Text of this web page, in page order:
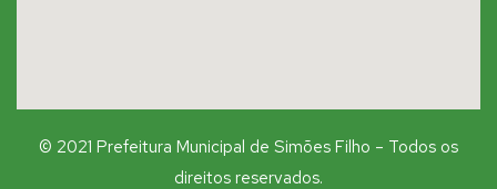
© 2021 Prefeitura Municipal de Simões Filho – Todos os
direitos reservados.